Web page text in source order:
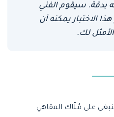
بدقة. سيقوم الفني
هذا الاختبار يمكنه أن
لك.
على مُلّاك المقاهي